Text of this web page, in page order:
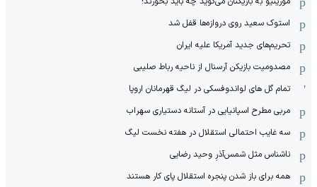
استوک سعید روی دروازه‌ها قفل شد
تحریم‌های جدید آمریکا علیه ایران
مصدومیت بازیکن آرسنال از ناحیه رباط صلیبی
تمام گل های لواندوفسکی در لیگ قهرمانان اروپا
مربی مطرح اسپانیایی در آستانه دستیاری سهراب
سه غایب احتمالی استقلال در هفته نخست لیگ
ناشناس مثل شمس‌آذرِ وحید رضایی
همه برای باز شدن پنجره استقلال پای کار هستند